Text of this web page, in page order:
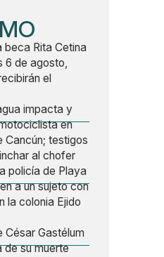
beca Rita Cetina
6 de agosto,
el
impacta y
en
Cancún; testigos
al chofer
policía de Playa
a un sujeto con
la colonia Ejido
César Gastélum
de su muerte